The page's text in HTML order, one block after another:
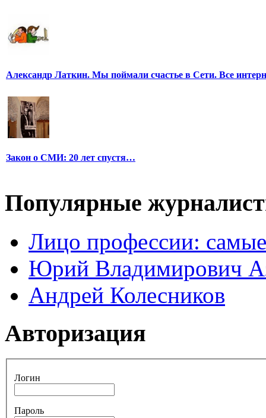
Александр Латкин. Мы поймали счастье в Сети. Все интерн
Закон о СМИ: 20 лет спустя…
Популярные
Лицо профессии:
Юрий Владимирович
Андрей Колесников
Авторизация
Логин
Пароль